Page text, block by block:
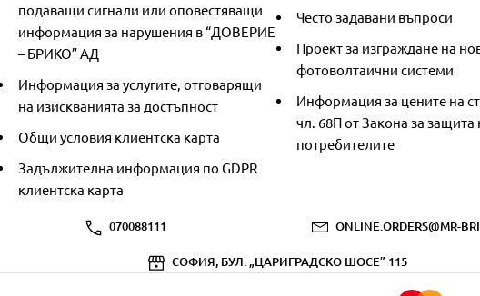
подаващи сигнали или оповестяващи
информация за нарушения в “ДОВЕРИЕ
– БРИКО” АД
Информация за услугите, отговарящи
на изискванията за достъпност
Общи условия клиентска карта
Задължителна информация по GDPR
клиентска карта
Често задавани въпроси
Проект за изграждане на
фотоволтаични системи
Информация за цените на
чл. 68П от Закона за защита
потребителите
070088111 ONLINE.ORDERS@MR-
СОФИЯ, БУЛ. „ЦАРИГРАДСКО ШОСЕ” 115